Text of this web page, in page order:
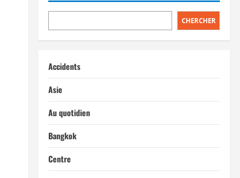
CHERCHER
Accidents
Asie
Au quotidien
Bangkok
Centre